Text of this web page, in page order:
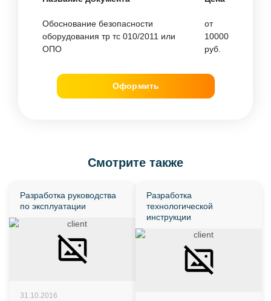
Обоснование безопасности
оборудования тр тс 010/2011 или
ОПО
от
10000
руб.
Оформить
Смотрите также
Разработка руководства
по эксплуатации
31.10.2016
Разработка
технологической
инструкции